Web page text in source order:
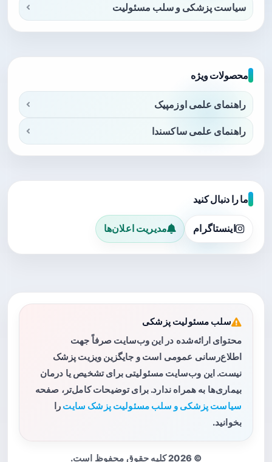
سیاست پزشکی و سلب مسئولیت
محصولات ویژه
راهنمای علمی اوزمپیک
راهنمای علمی ساکسندا
ما را دنبال کنید
اینستاگرام مدیریت اعلان‌ها
سلب مسئولیت پزشکی
محتوای ارائه‌شده در این وب‌سایت صرفاً جهت
اطلاع‌رسانی عمومی است و جایگزین ویزیت پزشک
نیست. این وب‌سایت مسئولیتی برای تشخیص یا درمان
بیماری‌ها به همراه ندارد. برای توضیحات کامل‌تر، صفحه
سیاست پزشکی و سلب مسئولیت پزشک سایت را
بخوانید.
© 2026 کلیه حقوق محفوظ است.